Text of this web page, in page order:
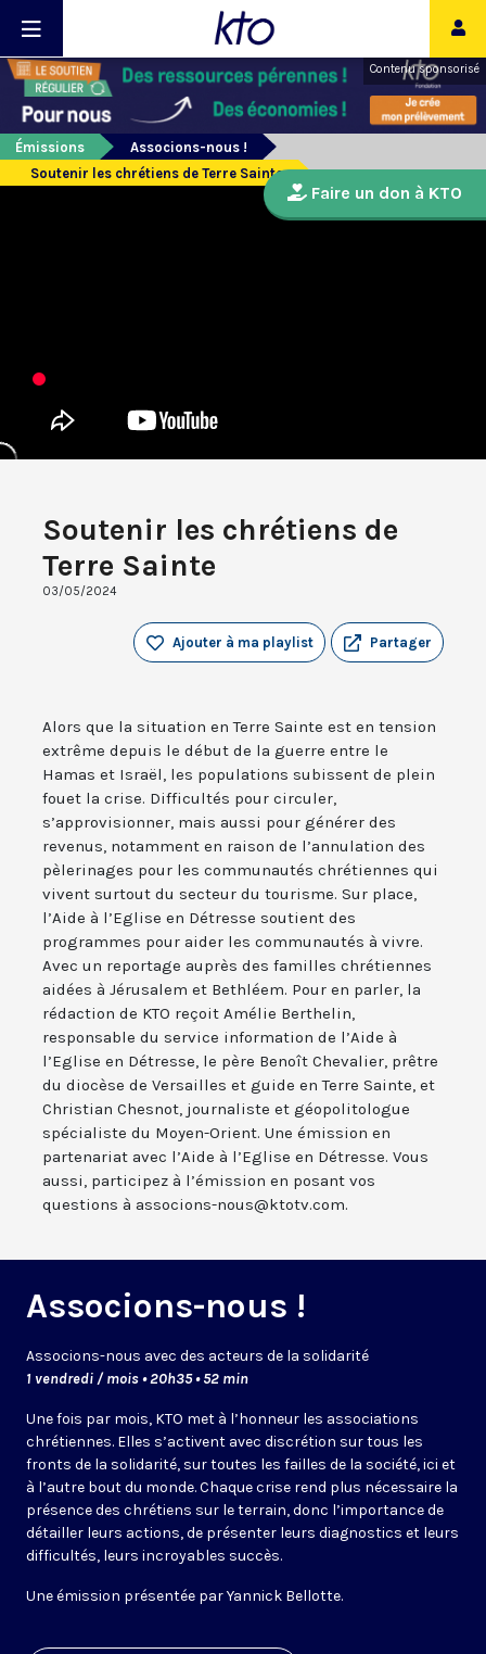
Contenu sponsorisé
Émissions
Associons-nous !
Soutenir les chrétiens de Terre Sainte
Soutenir les chrétiens de
Terre Sainte
03/05/2024
Partager
Ajouter à ma playlist
Alors que la situation en Terre Sainte est en tension
extrême depuis le début de la guerre entre le
Hamas et Israël, les populations subissent de plein
fouet la crise. Difficultés pour circuler,
s’approvisionner, mais aussi pour générer des
revenus, notamment en raison de l’annulation des
pèlerinages pour les communautés chrétiennes qui
vivent surtout du secteur du tourisme. Sur place,
l’Aide à l’Eglise en Détresse soutient des
programmes pour aider les communautés à vivre.
Avec un reportage auprès des familles chrétiennes
aidées à Jérusalem et Bethléem. Pour en parler, la
rédaction de KTO reçoit Amélie Berthelin,
responsable du service information de l’Aide à
l’Eglise en Détresse, le père Benoît Chevalier, prêtre
du diocèse de Versailles et guide en Terre Sainte, et
Christian Chesnot, journaliste et géopolitologue
spécialiste du Moyen-Orient. Une émission en
partenariat avec l’Aide à l’Eglise en Détresse. Vous
aussi, participez à l’émission en posant vos
questions à associons-nous@ktotv.com.
Associons-nous !
Associons-nous avec des acteurs de la solidarité
1 vendredi / mois • 20h35 • 52 min
Une fois par mois, KTO met à l’honneur les associations
chrétiennes. Elles s’activent avec discrétion sur tous les
fronts de la solidarité, sur toutes les failles de la société, ici et
à l’autre bout du monde. Chaque crise rend plus nécessaire la
présence des chrétiens sur le terrain, donc l’importance de
détailler leurs actions, de présenter leurs diagnostics et leurs
difficultés, leurs incroyables succès.
Une émission présentée par Yannick Bellotte.
Faire un don à KTO